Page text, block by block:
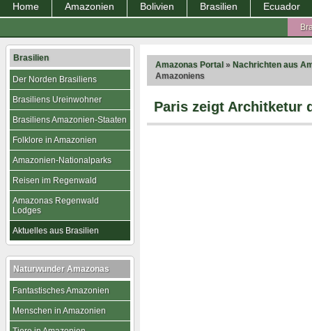
Home Amazonien Bolivien Brasilien Ecuador
Amazonas Portal » Nachrichten aus
Amazoniens
Paris zeigt Architketur
Brasilien
Der Norden Brasiliens
Brasiliens Ureinwohner
Brasiliens Amazonien-Staaten
Folklore in Amazonien
Amazonien-Nationalparks
Reisen im Regenwald
Amazonas Regenwald
Lodges
Aktuelles aus Brasilien
Naturwunder Amazonas
Fantastisches Amazonien
Menschen in Amazonien